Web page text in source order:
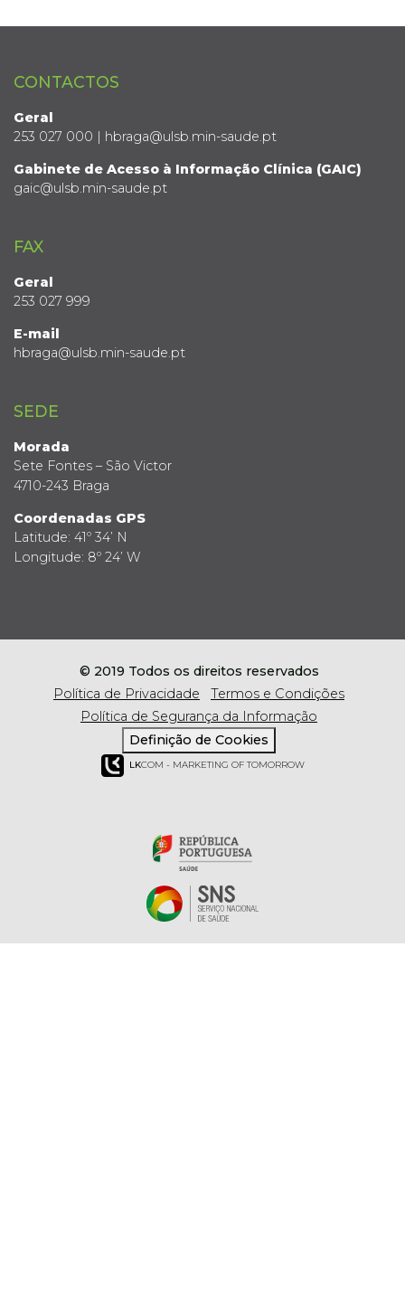
CONTACTOS
Geral
253 027 000 | hbraga@ulsb.min-saude.pt
Gabinete de Acesso à Informação Clínica (GAIC)
gaic@ulsb.min-saude.pt
FAX
Geral
253 027 999
E-mail
hbraga@ulsb.min-saude.pt
SEDE
Morada
Sete Fontes – São Victor
4710-243 Braga
Coordenadas GPS
Latitude: 41º 34’ N
Longitude: 8º 24’ W
© 2019 Todos os direitos reservados
Política de Privacidade
Termos e Condições
Política de Segurança da Informação
Definição de Cookies
LKCOM - MARKETING OF TOMORROW